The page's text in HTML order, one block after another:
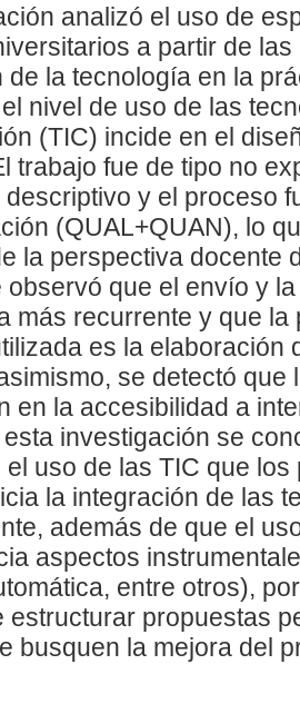
analizó el uso de
a partir de
de la tecnología en la
nivel de uso de las
(TIC) incide en el
trabajo fue de tipo no
y el proceso
(QUAL+QUAN), lo
la perspectiva docente
observó que el envío y
más recurrente y que
es la elaboración
se detectó
en la accesibilidad a
investigación se
uso de las TIC que
la integración de las
además de que el
aspectos
entre otros),
estructurar propuestas
busquen la mejora del